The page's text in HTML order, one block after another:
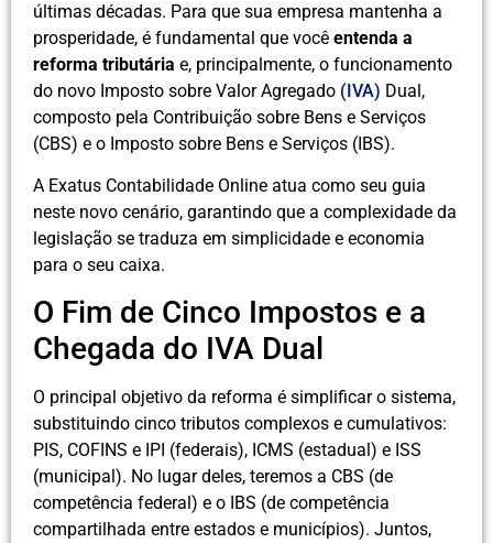
últimas décadas. Para que sua empresa mantenha a
prosperidade, é fundamental que você entenda a
reforma tributária e, principalmente, o funcionamento
do novo Imposto sobre Valor Agregado (IVA) Dual,
composto pela Contribuição sobre Bens e Serviços
(CBS) e o Imposto sobre Bens e Serviços (IBS).
A Exatus Contabilidade Online atua como seu guia
neste novo cenário, garantindo que a complexidade da
legislação se traduza em simplicidade e economia
para o seu caixa.
O Fim de Cinco Impostos e a
Chegada do IVA Dual
O principal objetivo da reforma é simplificar o sistema,
substituindo cinco tributos complexos e cumulativos:
PIS, COFINS e IPI (federais), ICMS (estadual) e ISS
(municipal). No lugar deles, teremos a CBS (de
competência federal) e o IBS (de competência
compartilhada entre estados e municípios). Juntos,